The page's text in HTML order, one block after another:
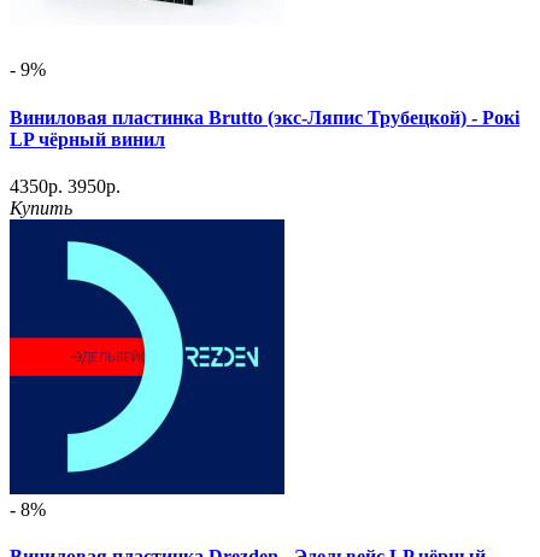
- 9%
Виниловая пластинка Brutto (экс-Ляпис Трубецкой) - Рокi
LP чёрный винил
4350р. 3950р.
Купить
- 8%